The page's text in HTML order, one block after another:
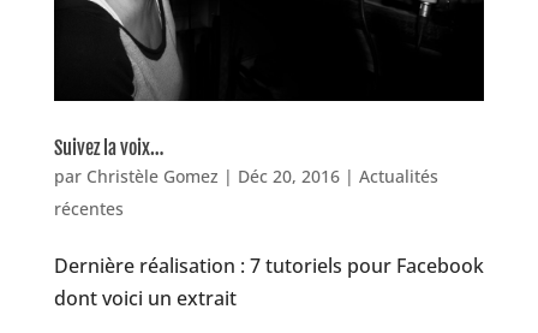
Suivez la voix…
par Christèle Gomez | Déc 20, 2016| Actualités
récentes
Dernière réalisation : 7 tutoriels pour Facebook
dont voici un extrait